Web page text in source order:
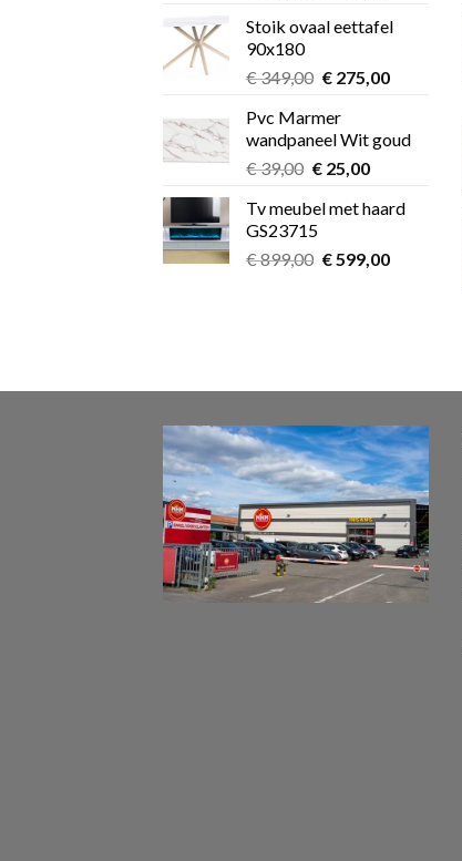
was:
is:
Stoik ovaal eettafel
90x180
€349,00 Oorspronkelijke
was:
€ 349,00.
€275,00Huidige
€ 275,00.
Pvc Marmer
wandpaneel Wit goud
€39,00 Oorspronkelijke
was:
€ 39,00.
€25,00Huidige
is:
Tv meubel met haard
GS23715
€899,00 Oorspronkelijke
€599,00Huidige